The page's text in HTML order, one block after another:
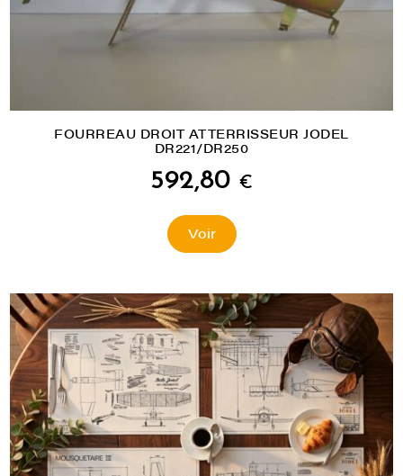
FOURREAU DROIT ATTERRISSEUR JODEL
DR221/DR250
592,80 €
Voir